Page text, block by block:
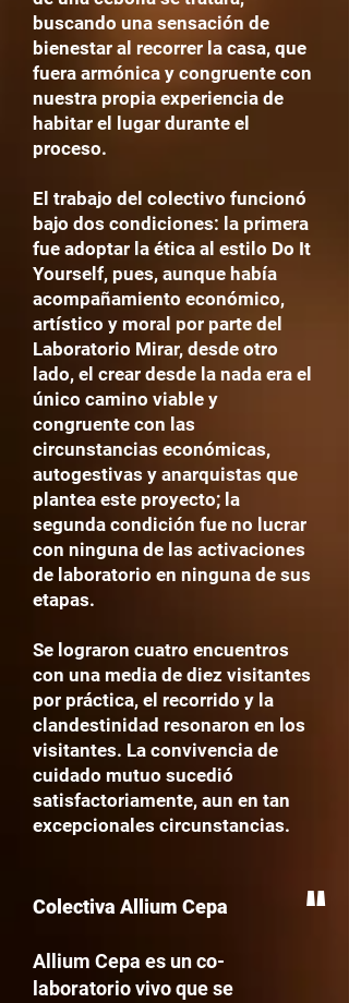
buscando una sensación de
bienestar al recorrer la casa, que
fuera armónica y congruente con
nuestra propia experiencia de
habitar el lugar durante el
proceso.
El trabajo del colectivo funcionó
bajo dos condiciones: la primera
fue adoptar la ética al estilo Do It
Yourself, pues, aunque había
acompañamiento económico,
artístico y moral por parte del
Laboratorio Mirar, desde otro
lado, el crear desde la nada era el
único camino viable y
congruente con las
circunstancias económicas,
autogestivas y anarquistas que
plantea este proyecto; la
segunda condición fue no lucrar
con ninguna de las activaciones
de laboratorio en ninguna de sus
etapas.
Se lograron cuatro encuentros
con una media de diez visitantes
por práctica, el recorrido y la
clandestinidad resonaron en los
visitantes. La convivencia de
cuidado mutuo sucedió
satisfactoriamente, aun en tan
excepcionales circunstancias.
"
Colectiva Allium Cepa
Allium Cepa es un co-
laboratorio vivo que se